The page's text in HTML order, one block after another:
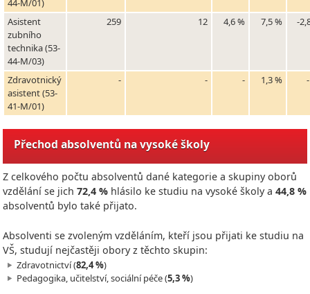
44-M/01)
Asistent
zubního
technika (53-
44-M/03)
259 12 4,6 % 7,5 % -
Zdravotnický
asistent (53-
41-M/01)
- - - 1,3 %
Přechod absolventů na vysoké školy
Z celkového počtu absolventů dané kategorie a skupiny oborů
vzdělání se jich 72,4 % hlásilo ke studiu na vysoké školy a 44,8 %
absolventů bylo také přijato.
Absolventi se zvoleným vzděláním, kteří jsou přijati ke studiu na
VŠ, studují nejčastěji obory z těchto skupin:
Zdravotnictví (82,4 %)
Pedagogika, učitelství, sociální péče (5,3 %)